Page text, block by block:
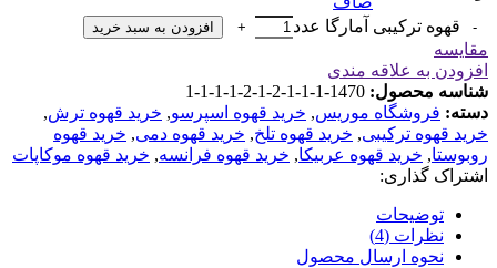
قهوه ترکیبی آمارگا عدد
افزودن به سبد خرید
مقایسه
افزودن به علاقه مندی
شناسه محصول: 1470-1-1-1-2-1-2-1-1-1-1
دسته: فروشگاه موریس, خرید قهوه اسپرسو, خرید قهوه ترش,
خرید قهوه ترکیبی, خرید قهوه تلخ, خرید قهوه دمی, خرید قهوه
روبوستا, خرید قهوه عربیکا, خرید قهوه فرانسه, خرید قهوه موکاپات
اشتراک گذاری:
توضیحات
نظرات (4)
نحوه ارسال محصول